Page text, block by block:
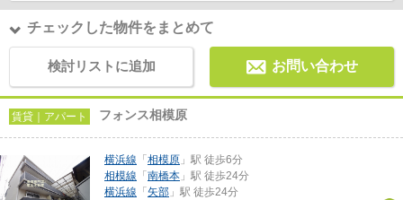
チェックした物件をまとめて
検討リストに追加 お問い合わせ
賃貸｜アパート フォンス相模原
横浜線 「 相模原 」駅 徒歩6分
相模線 「 南橋本 」駅 徒歩24分
横浜線 「 矢部 」駅 徒歩24分